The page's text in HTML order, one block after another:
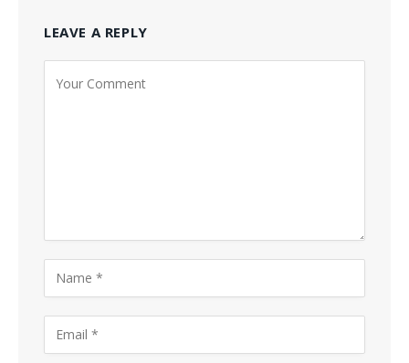
LEAVE A REPLY